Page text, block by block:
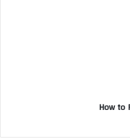
How to